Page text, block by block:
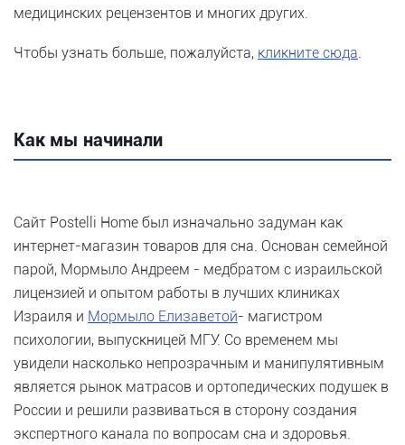
медицинских рецензентов и многих других.
Чтобы узнать больше, пожалуйста, кликните сюда.
Как мы начинали
Сайт Postelli Home был изначально задуман как
интернет-магазин товаров для сна. Основан семейной
парой, Мормыло Андреем - медбратом с израильской
лицензией и опытом работы в лучших клиниках
Израиля и Мормыло Елизаветой- магистром
психологии, выпускницей МГУ. Со временем мы
увидели насколько непрозрачным и манипулятивным
является рынок матрасов и ортопедических подушек в
России и решили развиваться в сторону создания
экспертного канала по вопросам сна и здоровья.